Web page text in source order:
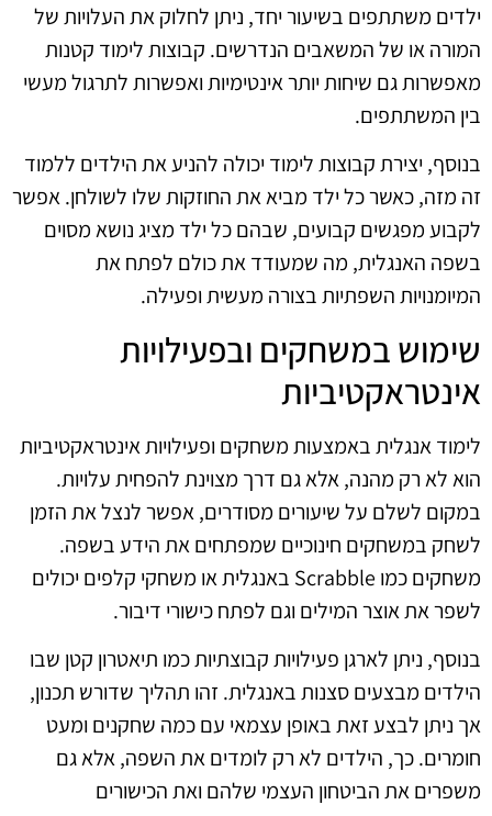
ילדים משתתפים בשיעור יחד, ניתן לחלוק את העלויות של
המורה או של המשאבים הנדרשים. קבוצות לימוד קטנות
מאפשרות גם שיחות יותר אינטימיות ואפשרות לתרגול מעשי
בין המשתתפים.
בנוסף, יצירת קבוצות לימוד יכולה להניע את הילדים ללמוד
זה מזה, כאשר כל ילד מביא את החוזקות שלו לשולחן. אפשר
לקבוע מפגשים קבועים, שבהם כל ילד מציג נושא מסוים
בשפה האנגלית, מה שמעודד את כולם לפתח את
המיומנויות השפתיות בצורה מעשית ופעילה.
שימוש במשחקים ובפעילויות
אינטראקטיביות
לימוד אנגלית באמצעות משחקים ופעילויות אינטראקטיביות
הוא לא רק מהנה, אלא גם דרך מצוינת להפחית עלויות.
במקום לשלם על שיעורים מסודרים, אפשר לנצל את הזמן
לשחק במשחקים חינוכיים שמפתחים את הידע בשפה.
משחקים כמו Scrabble באנגלית או משחקי קלפים יכולים
לשפר את אוצר המילים וגם לפתח כישורי דיבור.
בנוסף, ניתן לארגן פעילויות קבוצתיות כמו תיאטרון קטן שבו
הילדים מבצעים סצנות באנגלית. זהו תהליך שדורש תכנון,
אך ניתן לבצע זאת באופן עצמאי עם כמה שחקנים ומעט
חומרים. כך, הילדים לא רק לומדים את השפה, אלא גם
משפרים את הביטחון העצמי שלהם ואת הכישורים